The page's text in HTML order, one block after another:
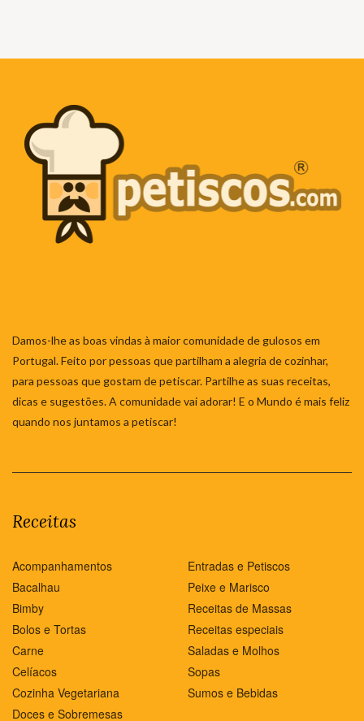
Damos-lhe as boas vindas à maior comunidade de gulosos em
Portugal. Feito por pessoas que partilham a alegria de cozinhar,
para pessoas que gostam de petiscar. Partilhe as suas receitas,
dicas e sugestões. A comunidade vai adorar! E o Mundo é mais feliz
quando nos juntamos a petiscar!
Receitas
Acompanhamentos
Bacalhau
Bimby
Bolos e Tortas
Carne
Celíacos
Cozinha Vegetariana
Doces e Sobremesas
Entradas e Petiscos
Peixe e Marisco
Receitas de Massas
Receitas especiais
Saladas e Molhos
Sopas
Sumos e Bebidas